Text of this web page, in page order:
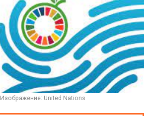
Изображение: United Nations